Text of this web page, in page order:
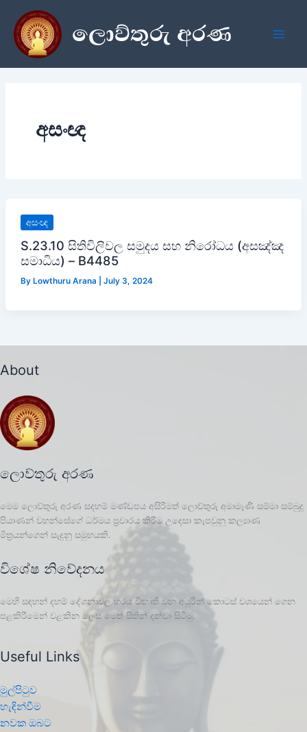
content
ලොව්තුරු අරණ
අසංඥ
අසංඥ
S.23.10 සිතිවිලිවල සමුදය සහ නිරෝධය (අසඤ්ඤ
සමාධිය) – B4485
By Lowthuru Arana July 3, 2024
About
ලොව්තුරු අරණ
මෙම ලොව්තුරු අරණ සදහම් මණ්ඩපය අසිරිමත් ලොව්තුරු අමාමෑණී සම්මා සම්බුදු
පියාණන් වහන්සේගේ ධර්මය ප්‍රචාරය කිරීම උදෙසා කැපවුනු කල්‍යාණ
මිත්‍රයන්ගෙන් සැදුනු සමුහයකි.
විශේෂ නිවේදනය
මෙහි සඳහන් දහම් දේශනාවල හරය විකෘති වන අයුරින් කොටස් වශයෙන් ගෙන
පළකිරීමෙන් වළකින ලෙස මෙත් සිතින් දන්වා සිටිමු.
Useful Links
මුල්පිටුව
හැඳින්වීම
නවක ඔබට